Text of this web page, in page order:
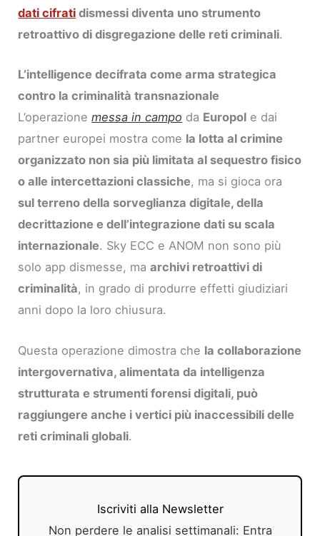
dati cifrati dismessi diventa uno strumento
retroattivo di disgregazione delle reti criminali.
L’intelligence decifrata come arma strategica
contro la criminalità transnazionale
L’operazionemessa in campo da Europol e dai
partner europei mostra come la lotta al crimine
organizzato non sia più limitata al sequestro fisico
o alle intercettazioni classiche, ma si gioca ora
sul terreno della sorveglianza digitale, della
decrittazione e dell’integrazione dati su scala
internazionale. Sky ECC e ANOM non sono più
solo app dismesse, maarchivi retroattivi di
criminalità, in grado di produrre effetti giudiziari
anni dopo la loro chiusura.
Questa operazione dimostra che la collaborazione
intergovernativa, alimentata da intelligenza
strutturata e strumenti forensi digitali, può
raggiungere anche i vertici più inaccessibili delle
reti criminali globali.
Iscriviti alla Newsletter
Non perdere le analisi settimanali: Entra